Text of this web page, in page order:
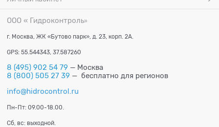
ООО « Гидроконтроль»
г. Москва, ЖК «Бутово парк», д. 23, корп. 2А.
GPS: 55.544343, 37.587260
8 (495) 902 54 79 — Москва
8 (800) 505 27 39 — бесплатно для регионов
info@hidrocontrol.ru
Пн-Пт: 09.00-18.00.
Сб, вс: выходной.